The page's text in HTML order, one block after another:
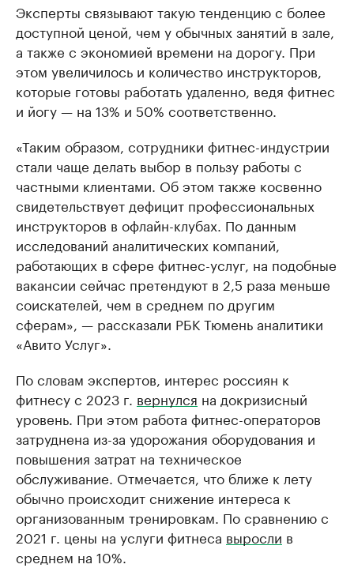
Эксперты связывают такую тенденцию с более
доступной ценой, чем у обычных занятий в зале,
а также с экономией времени на дорогу. При
этом увеличилось и количество инструкторов,
которые готовы работать удаленно, ведя фитнес
и йогу — на 13% и 50% соответственно.
«Таким образом, сотрудники фитнес-индустрии
стали чаще делать выбор в пользу работы с
частными клиентами. Об этом также косвенно
свидетельствует дефицит профессиональных
инструкторов в офлайн-клубах. По данным
исследований аналитических компаний,
работающих в сфере фитнес-услуг, на подобные
вакансии сейчас претендуют в 2,5 раза меньше
соискателей, чем в среднем по другим
сферам», — рассказали РБК Тюмень аналитики
«Авито Услуг».
По словам экспертов, интерес россиян к
фитнесу с 2023 г. вернулся на докризисный
уровень. При этом работа фитнес-операторов
затруднена из-за удорожания оборудования и
повышения затрат на техническое
обслуживание. Отмечается, что ближе к лету
обычно происходит снижение интереса к
организованным тренировкам. По сравнению с
2021 г. цены на услуги фитнеса выросли в
среднем на 10%.